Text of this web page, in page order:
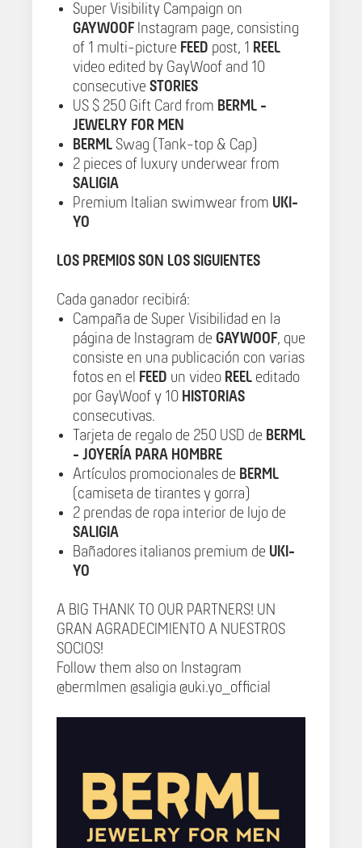
Super Visibility Campaign on
GAYWOOFInstagram page, consisting
of 1 multi-picture FEED post, 1 REEL
video edited by GayWoof and 10
consecutive STORIES
US $ 250 Gift Card from BERML -
JEWELRY FOR MEN
BERML Swag (Tank-top & Cap)
2 pieces of luxury underwear from
SALIGIA
Premium Italian swimwear from UKI-
YO
LOS PREMIOS SON LOS SIGUIENTES
Cada ganador recibirá:
Campaña de Super Visibilidad en la
página de Instagram de GAYWOOF, que
consiste en una publicación con varias
fotos en el FEED un video REEL editado
por GayWoof y 10 HISTORIAS
consecutivas.
Tarjeta de regalo de 250 USD de BERML
- JOYERÍA PARA HOMBRE
Artículos promocionales de BERML
(camiseta de tirantes y gorra)
2 prendas de ropa interior de lujo de
SALIGIA
Bañadores italianos premium de UKI-
YO
A BIG THANK TO OUR PARTNERS! UN
GRAN AGRADECIMIENTO A NUESTROS
SOCIOS!
Follow them also on Instagram
@bermlmen @saligia @uki.yo_official